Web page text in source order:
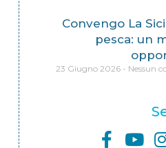
Convengo La
pesca: un
23 Giugno 2026 Nessun